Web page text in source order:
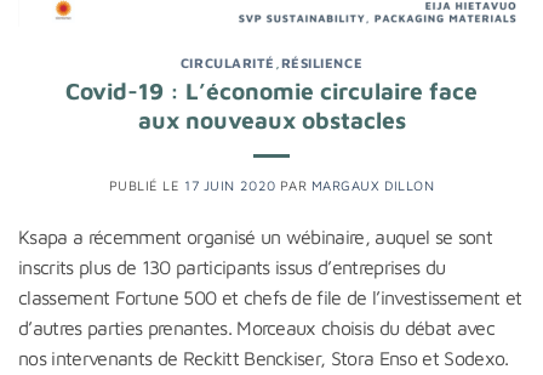
CIRCULARITÉ RÉSILIENCE
Covid-19 : L’économie circulaire face
aux nouveaux obstacles
PUBLIÉ LE 17 JUIN 2020 PAR MARGAUX DILLON
Ksapa a récemment organisé un wébinaire, auquel se sont
inscrits plus de 130 participants issus d’entreprises du
classement Fortune 500 et chefs de file de l’investissement et
d’autres parties prenantes. Morceaux choisis du débat avec
nos intervenants de Reckitt Benckiser, Stora Enso et Sodexo.